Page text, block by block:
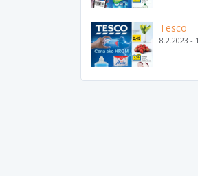
Tesco
8.2.2023 -